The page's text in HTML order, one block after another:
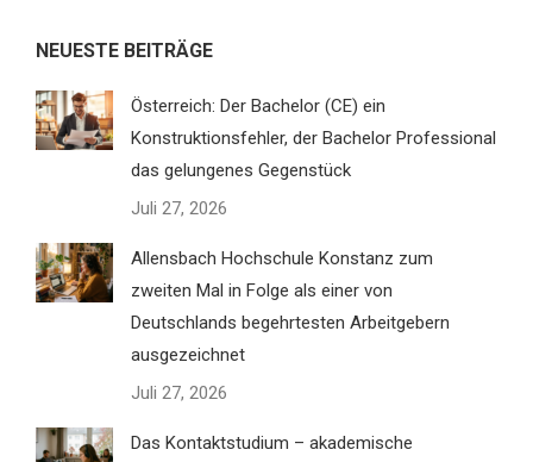
NEUESTE BEITRÄGE
Österreich: Der Bachelor (CE) ein
Konstruktionsfehler, der Bachelor Professional
das gelungenes Gegenstück
Juli 27, 2026
Allensbach Hochschule Konstanz zum
zweiten Mal in Folge als einer von
Deutschlands begehrtesten Arbeitgebern
ausgezeichnet
Juli 27, 2026
Das Kontaktstudium – akademische